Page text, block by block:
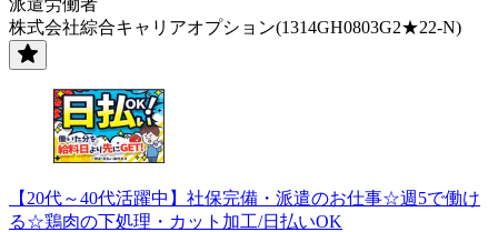
株式会社綜合キャリアオプション(1314GH0803G2★22-N)
【20代～40代活躍中】社保完備・派遣のお仕事☆週5で働け
る☆鶏肉の下処理・カット加工/日払いOK